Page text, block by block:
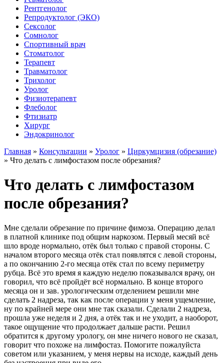
Рентгенолог
Репродуктолог (ЭКО)
Сексолог
Сомнолог
Спортивный врач
Стоматолог
Терапевт
Травматолог
Трихолог
Уролог
Физиотерапевт
Флеболог
Фтизиатр
Хирург
Эндокринолог
Главная » Консультации » Уролог » Циркумцизия (обрезание)
» Что делать с лимфостазом после обрезания?
Что делать с лимфостазом
после обрезания?
Мне сделали обрезание по причине фимоза. Операцию делал
в платной клинике под общим наркозом. Первый месяй всё
шло вроде нормально, отёк был только с правой стороны. С
началом второго месяца отёк стал появлятся с левой стороны,
а по окончанию 2-го месяца отёк стал по всему периметру
рубца. Всё это время я каждую неделю показывался врачу, он
говорил, что всё пройдёт всё нормально. В конце второго
месяца он и зав. урологическим отделением решили мне
сделать 2 надреза, так как после операции у меня ущемление,
ну по крайней мере они мне так сказали. Сделали 2 надреза,
прошла уже неделя и 2 дня, а отёк так и не уходит, а наоборот,
такое ощущение что продолжает дальше расти. Решил
обратится к другому урологу, он мне ничего нового не сказал,
говорит что похоже на лимфостаз. Помогите пожалуйста
советом или указанием, у меня нервы на исходе, каждый день